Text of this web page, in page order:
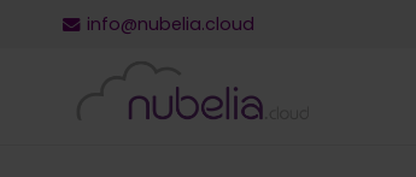
info@nubelia.cloud